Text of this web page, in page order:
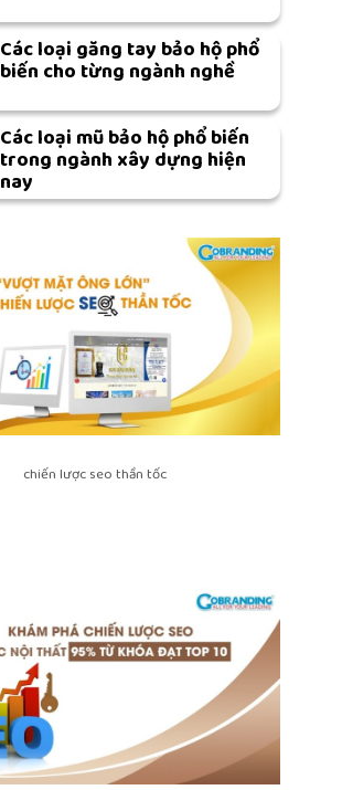
Các loại găng tay bảo hộ phổ
biến cho từng ngành nghề
Các loại mũ bảo hộ phổ biến
trong ngành xây dựng hiện
nay
chiến lược seo thần tốc